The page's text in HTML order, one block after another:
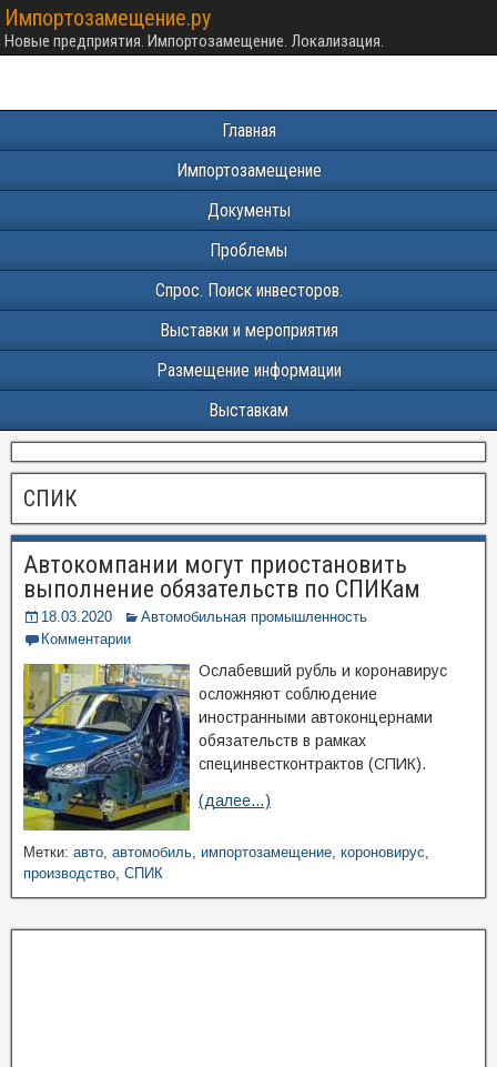
Импортозамещение.ру
Новые предприятия. Импортозамещение. Локализация.
Главная
Импортозамещение
Документы
Проблемы
Спрос. Поиск инвесторов.
Выставки и мероприятия
Размещение информации
Выставкам
СПИК
Автокомпании могут приостановить
выполнение обязательств по СПИКам
18.03.2020
Автомобильная промышленность
Комментарии
Ослабевший рубль и коронавирус
осложняют соблюдение
иностранными автоконцернами
обязательств в рамках
специнвестконтрактов (СПИК).
(далее…)
Метки: авто, автомобиль, импортозамещение, короновирус,
производство, СПИК